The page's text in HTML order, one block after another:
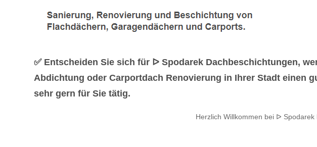
✅ Entscheiden Sie sich für ᐅ Spodarek Dachbeschichtungen,
Abdichtung oder Carportdach Renovierung in Ihrer Stadt einen
sehr gern für Sie tätig.
Herzlich Willkommen bei ᐅ Spodarek